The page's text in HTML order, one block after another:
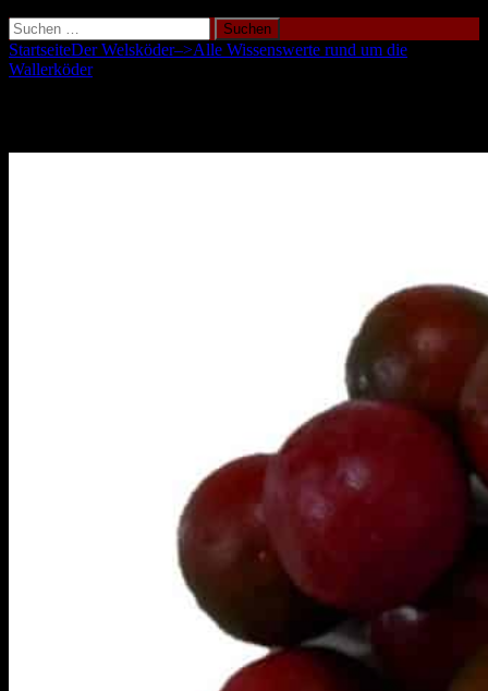
Suchen
nach:
StartseiteDer Welsköder–>Alle Wissenswerte rund um die
WallerköderWallerboilies bzw. Welsboilies